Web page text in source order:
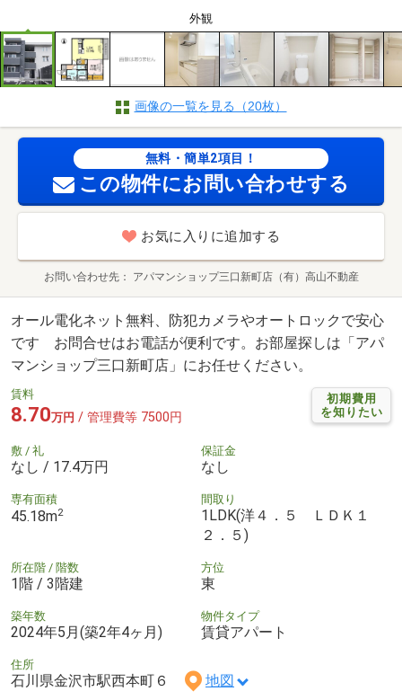
外観
画像の一覧を見る（20枚）
無料・簡単2項目！
この物件にお問い合わせする
お気に入りに追加する
お問い合わせ先 アパマンショップ三口新町店（有）高山不動産
オール電化ネット無料、防犯カメラやオートロックで安心
です お問合せはお電話が便利です。お部屋探しは「アパ
マンショップ三口新町店」にお任せください。
初期費用
を知りたい
賃料
8.70万円 / 管理費等 7500円
敷 / 礼
なし / 17.4万円
保証金
なし
専有面積
45.18m2
間取り
1LDK(洋４．５ ＬＤＫ１
２．５)
所在階 / 階数
1階 / 3階建
方位
東
築年数
2024年5月(築2年4ヶ月)
物件タイプ
賃貸アパート
住所
石川県金沢市駅西本町６ 地図